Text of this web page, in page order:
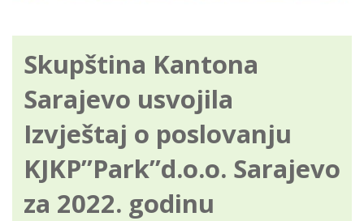
Skupština Kantona
Sarajevo usvojila
Izvještaj o poslovanju
KJKP”Park”d.o.o. Sarajevo
za 2022. godinu